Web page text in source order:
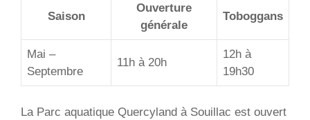
Saison
Ouverture
générale
Toboggans
Mai –
Septembre
11h à 20h
12h à
19h30
La Parc aquatique Quercyland à Souillac est ouvert